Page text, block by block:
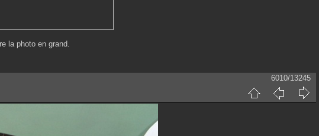
la photo en grand.
6010/13245